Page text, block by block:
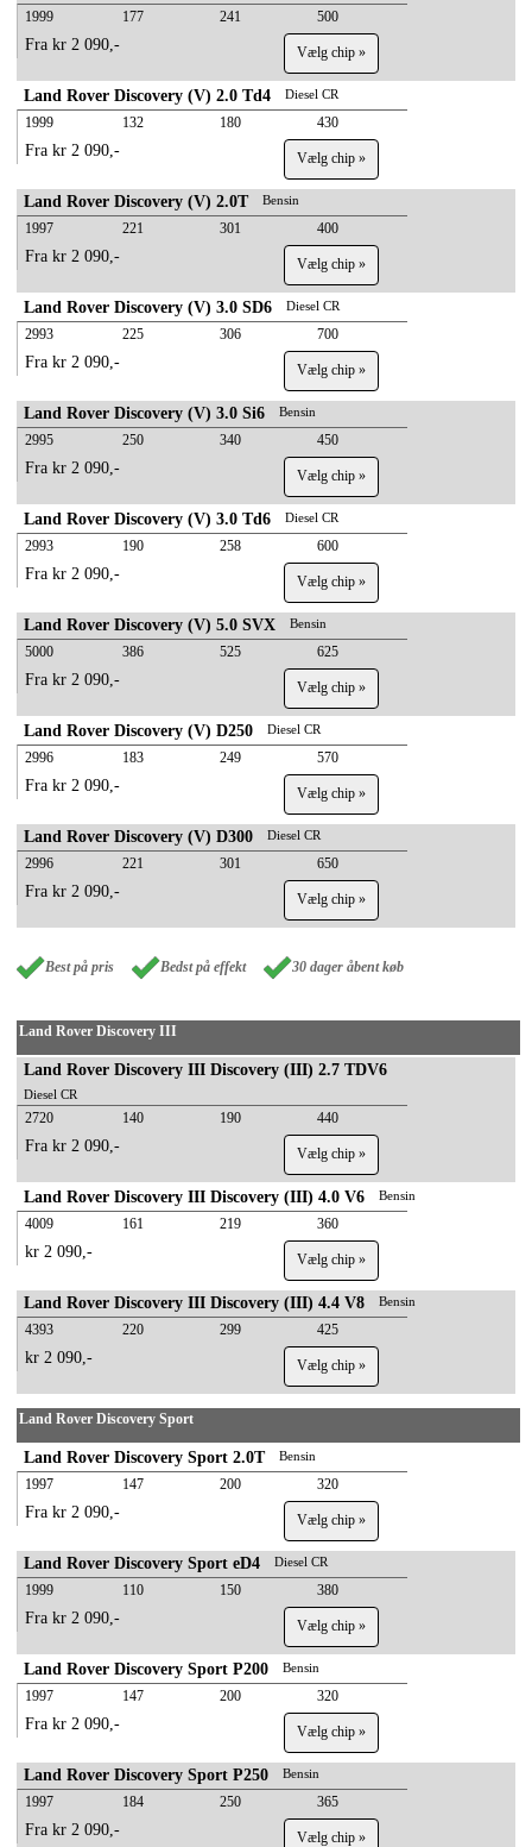
1999 177 241 500
Fra kr 2 090,- Vælg chip »
Land Rover Discovery (V) 2.0 Td4 Diesel CR
1999 132 180 430
Fra kr 2 090,- Vælg chip »
Land Rover Discovery (V) 2.0T Bensin
1997 221 301 400
Fra kr 2 090,- Vælg chip »
Land Rover Discovery (V) 3.0 SD6 Diesel CR
2993 225 306 700
Fra kr 2 090,- Vælg chip »
Land Rover Discovery (V) 3.0 Si6 Bensin
2995 250 340 450
Fra kr 2 090,- Vælg chip »
Land Rover Discovery (V) 3.0 Td6 Diesel CR
2993 190 258 600
Fra kr 2 090,- Vælg chip »
Land Rover Discovery (V) 5.0 SVX Bensin
5000 386 525 625
Fra kr 2 090,- Vælg chip »
Land Rover Discovery (V) D250 Diesel CR
2996 183 249 570
Fra kr 2 090,- Vælg chip »
Land Rover Discovery (V) D300 Diesel CR
2996 221 301 650
Fra kr 2 090,- Vælg chip »
Best på pris Bedst på effekt 30 dager åbent køb
Land Rover Discovery III
Land Rover Discovery III Discovery (III) 2.7 TDV6
Diesel CR
2720 140 190 440
Fra kr 2 090,- Vælg chip »
Land Rover Discovery III Discovery (III) 4.0 V6 Bensin
4009 161 219 360
kr 2 090,- Vælg chip »
Land Rover Discovery III Discovery (III) 4.4 V8 Bensin
4393 220 299 425
kr 2 090,- Vælg chip »
Land Rover Discovery Sport
Land Rover Discovery Sport 2.0T Bensin
1997 147 200 320
Fra kr 2 090,- Vælg chip »
Land Rover Discovery Sport eD4 Diesel CR
1999 110 150 380
Fra kr 2 090,- Vælg chip »
Land Rover Discovery Sport P200 Bensin
1997 147 200 320
Fra kr 2 090,- Vælg chip »
Land Rover Discovery Sport P250 Bensin
1997 184 250 365
Fra kr 2 090,- Vælg chip »